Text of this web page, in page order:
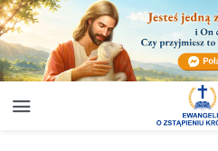
686 Nie zmieni się Boży zamysł